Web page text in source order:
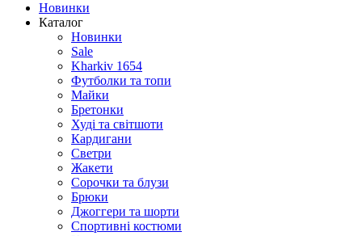
Новинки
Каталог
Новинки
Sale
Kharkiv 1654
Футболки та топи
Майки
Бретонки
Худі та світшоти
Кардигани
Светри
Жакети
Сорочки та блузи
Брюки
Джоггери та шорти
Спортивні костюми